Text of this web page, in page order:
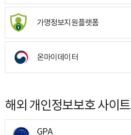
가명정보지원플랫폼
온마이데이터
해외 개인정보보호 사이트
GPA